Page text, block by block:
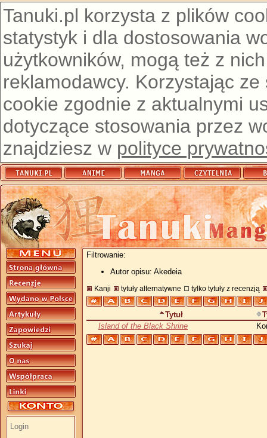
Tanuki.pl korzysta z plików
statystyk i dla dostosowania
użytkowników, mogą też z
reklamodawcy. Korzystając
cookie zgodnie z aktualnymi
dotyczące stosowania przez
znajdziesz w polityce
Filtrowanie:
Autor opisu: Akedeia
Kanji tytuły alternatywne tylko tytuły z recenzją
Tytuł
Island of the Black Shrine